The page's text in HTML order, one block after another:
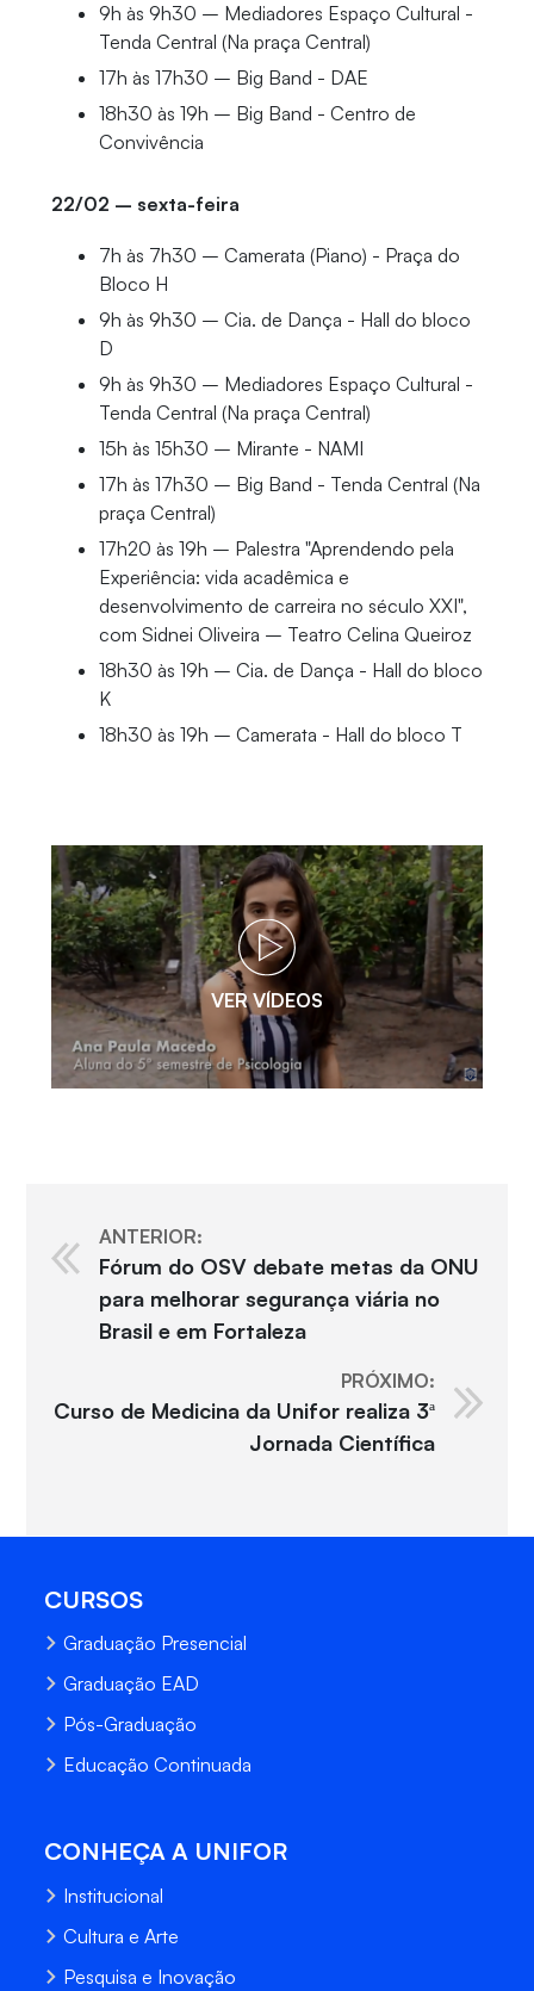
9h às 9h30 – Mediadores Espaço Cultural -
Tenda Central (Na praça Central)
17h às 17h30 – Big Band - DAE
18h30 às 19h – Big Band - Centro de
Convivência
22/02 – sexta-feira
7h às 7h30 – Camerata (Piano) - Praça do
Bloco H
9h às 9h30 – Cia. de Dança - Hall do bloco
D
9h às 9h30 – Mediadores Espaço Cultural -
Tenda Central (Na praça Central)
15h às 15h30 – Mirante - NAMI
17h às 17h30 – Big Band - Tenda Central (Na
praça Central)
17h20 às 19h – Palestra "Aprendendo pela
Experiência: vida acadêmica e
desenvolvimento de carreira no século XXI",
com Sidnei Oliveira – Teatro Celina Queiroz
18h30 às 19h – Cia. de Dança - Hall do bloco
K
18h30 às 19h – Camerata - Hall do bloco T
VER VÍDEOS
ANTERIOR:
Fórum do OSV debate metas da ONU
para melhorar segurança viária no
Brasil e em Fortaleza
PRÓXIMO:
Curso de Medicina da Unifor realiza 3ª
Jornada Científica
CURSOS
Graduação Presencial
Graduação EAD
Pós-Graduação
Educação Continuada
CONHEÇA A UNIFOR
Institucional
Cultura e Arte
Pesquisa e Inovação